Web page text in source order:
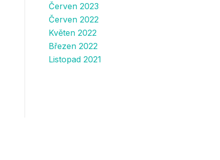
Červen 2023
Červen 2022
Květen 2022
Březen 2022
Listopad 2021